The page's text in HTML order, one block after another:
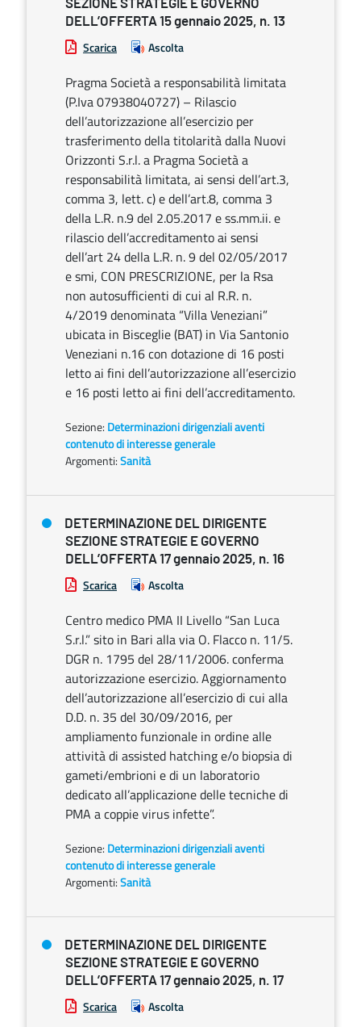
SEZIONE STRATEGIE E GOVERNO
DELL’OFFERTA 15 gennaio 2025, n. 13
Scarica Ascolta
Pragma Società a responsabilità limitata
(P.Iva 07938040727) – Rilascio
dell’autorizzazione all’esercizio per
trasferimento della titolarità dalla Nuovi
Orizzonti S.r.l. a Pragma Società a
responsabilità limitata, ai sensi dell’art.3,
comma 3, lett. c) e dell’art.8, comma 3
della L.R. n.9 del 2.05.2017 e ss.mm.ii. e
rilascio dell’accreditamento ai sensi
dell’art 24 della L.R. n. 9 del 02/05/2017
e smi, CON PRESCRIZIONE, per la Rsa
non autosufficienti di cui al R.R. n.
4/2019 denominata “Villa Veneziani”
ubicata in Bisceglie (BAT) in Via Santonio
Veneziani n.16 con dotazione di 16 posti
letto ai fini dell’autorizzazione all’esercizio
e 16 posti letto ai fini dell’accreditamento.
Sezione: Determinazioni dirigenziali aventi
contenuto di interesse generale
Argomenti:Sanità
DETERMINAZIONE DEL DIRIGENTE
SEZIONE STRATEGIE E GOVERNO
DELL’OFFERTA 17 gennaio 2025, n. 16
Scarica Ascolta
Centro medico PMA II Livello “San Luca
S.r.l.” sito in Bari alla via O. Flacco n. 11/5.
DGR n. 1795 del 28/11/2006. conferma
autorizzazione esercizio. Aggiornamento
dell’autorizzazione all’esercizio di cui alla
D.D. n. 35 del 30/09/2016, per
ampliamento funzionale in ordine alle
attività di assisted hatching e/o biopsia di
gameti/embrioni e di un laboratorio
dedicato all’applicazione delle tecniche di
PMA a coppie virus infette”.
Sezione: Determinazioni dirigenziali aventi
contenuto di interesse generale
Argomenti:Sanità
DETERMINAZIONE DEL DIRIGENTE
SEZIONE STRATEGIE E GOVERNO
DELL’OFFERTA 17 gennaio 2025, n. 17
Scarica Ascolta